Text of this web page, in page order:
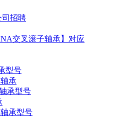
司招聘
交叉滚子轴承】对应
型号
承
承型号
承型号